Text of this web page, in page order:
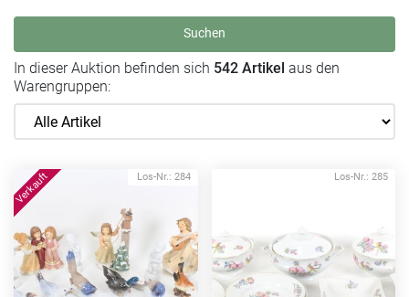
Suchen
In dieser Auktion befinden sich 542 Artikel aus den
Warengruppen:
Los-Nr.: 284 Los-Nr.: 285